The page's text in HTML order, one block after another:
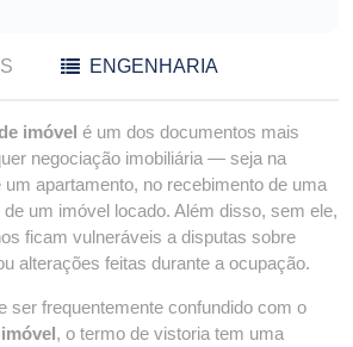
ENGENHARIA
imóvel é um dos documentos mais
negociação imobiliária — seja na
apartamento, no recebimento de uma
um imóvel locado. Além disso, sem ele,
ficam vulneráveis a disputas sobre
alterações feitas durante a ocupação.
ser frequentemente confundido com o
, o termo de vistoria tem uma